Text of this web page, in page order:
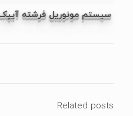
سیستم مونوریل فرشته آیپک
Related posts